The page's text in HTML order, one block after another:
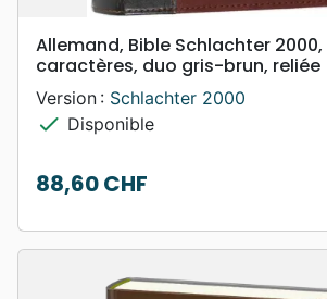
Allemand, Bible Schlachter
caractères, duo gris-brun, reliée
Version : Schlachter 2000
check Disponible
Prix
88,60 CHF